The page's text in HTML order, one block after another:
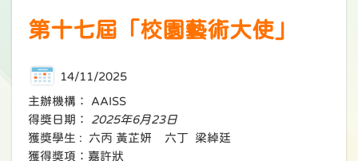
第十七屆「校園藝術大使」
14/11/2025
主辦機構： AAISS
得獎日期：
2025年6月23日
獲獎學生 : 六丙 黃芷妍 六丁 梁綽廷
獲得獎項：嘉許狀